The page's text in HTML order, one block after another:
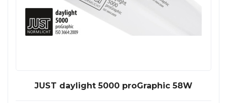
JUST daylight 5000 proGraphic 58W